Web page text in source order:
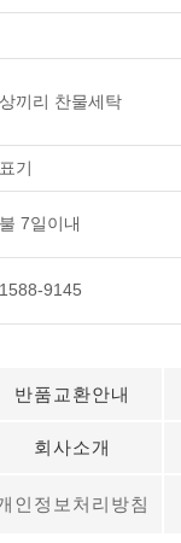
끼리 찬물세탁
기
7일이내
9145
반품교환안내
회사소개
인정보처리방침